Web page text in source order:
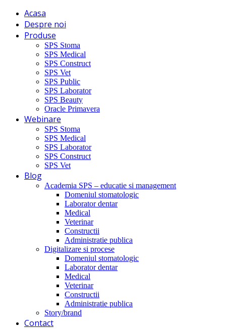
Acasa
Despre noi
Produse
SPS Stoma
SPS Medical
SPS Construct
SPS Vet
SPS Public
SPS Laborator
SPS Beauty
Oracle Primavera
Webinare
SPS Stoma
SPS Medical
SPS Laborator
SPS Construct
SPS Vet
Blog
Academia SPS – educatie si management
Domeniul stomatologic
Laborator dentar
Medical
Veterinar
Constructii
Administratie publica
Digitalizare si procese
Domeniul stomatologic
Laborator dentar
Medical
Veterinar
Constructii
Administratie publica
Story/brand
Contact